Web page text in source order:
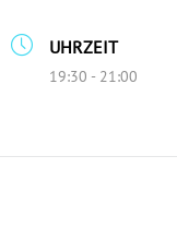
UHRZEIT
19:30 - 21:00